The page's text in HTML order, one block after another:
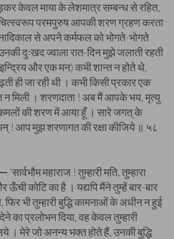
केवल माया के लेशमात्र सम्बन्ध से रहित,
चित्स्वरूप परमपुरुष आपकी शरण ग्रहण करता
से अपने कर्मफल को भोगते-भोगते
दुःखद ज्वाला रात-दिन मुझे जलाती रहती
और एक मन) कभी शान्त न होते थे,
ही जा रही थी । कभी किसी प्रकार एक
न मिली । शरणदाता ! अब मैं आपके भय, मृत्यु
की शरण में आया हूँ । सारे जगत् के
! आप मुझ शरणागत की रक्षा कीजिये ॥ ५८
‘सार्वभौम महाराज ! तुम्हारी मति, तुम्हारा
ऊँची कोटि का है । यद्यपि मैंने तुम्हें बार-बार
फिर भी तुम्हारी बुद्धि कामनाओं के अधीन न हुई
का प्रलोभन दिया, वह केवल तुम्हारी
। मेरे जो अनन्य भक्त होते हैं, उनकी बुद्धि